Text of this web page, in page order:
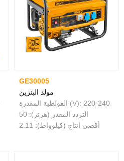
GE30005
مولد البنزين
الفولطية المقدرة (V): 220-240
التردد المقدر (هرتز): 50
أقصى انتاج (كيلوواط): 2.11